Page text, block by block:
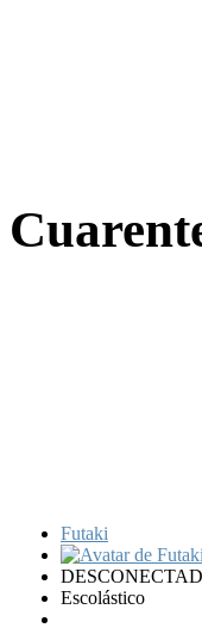
Futaki
Escolástico